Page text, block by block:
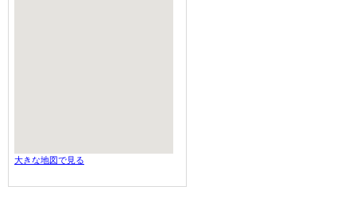
大きな地図で見る